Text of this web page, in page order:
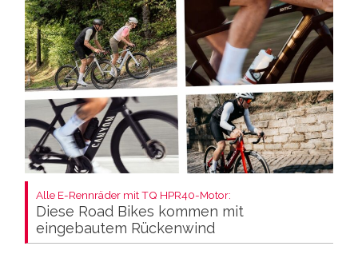
Alle E-Rennräder mit TQ HPR40-Motor:
Diese Road Bikes kommen mit
eingebautem Rückenwind